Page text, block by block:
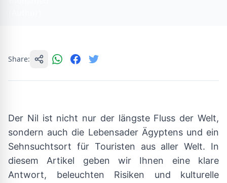
Share:
Der Nil ist nicht nur der längste Fluss der Welt,
sondern auch die Lebensader Ägyptens und ein
Sehnsuchtsort für Touristen aus aller Welt. In
diesem Artikel geben wir Ihnen eine klare
Antwort, beleuchten Risiken und kulturelle